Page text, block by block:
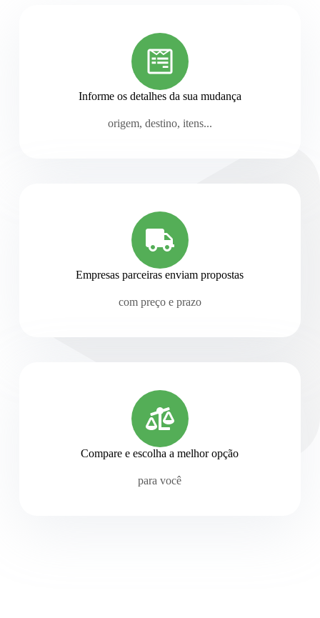
Informe os detalhes da sua mudança
origem, destino, itens...
Empresas parceiras enviam propostas
com preço e prazo
Compare e escolha a melhor opção
para você